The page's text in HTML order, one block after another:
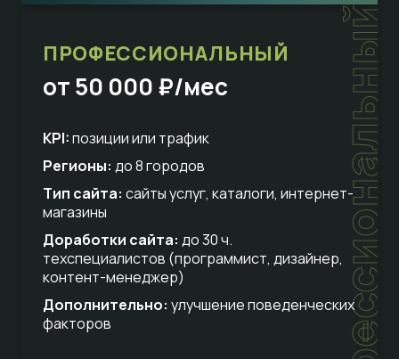
профессиональный
ПРОФЕССИОНАЛЬНЫЙ
от 50 000 ₽/мес
KPI:позиции или трафик
Регионы: до 8 городов
Тип сайта: сайты услуг, каталоги, интернет-
магазины
Доработки сайта: до 30 ч.
техспециалистов (программист, дизайнер,
контент-менеджер)
Дополнительно: улучшение поведенческих
факторов